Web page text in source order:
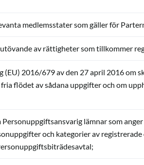
medlemsstater som gäller för
av rättigheter som tillkommer
2016/679 av den 27 april 2016 om
flödet av sådana uppgifter och om
lämnar som
och kategorier av